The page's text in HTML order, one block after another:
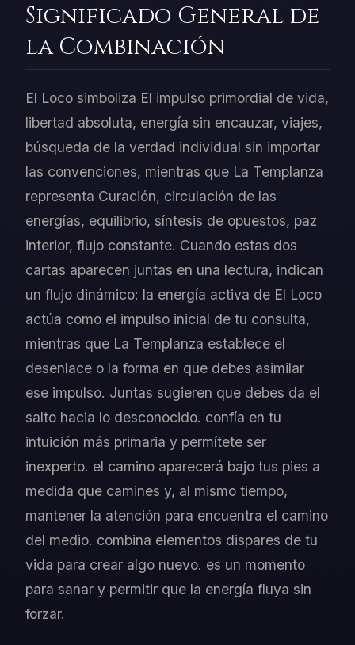
Significado General de
la Combinación
El Loco simboliza El impulso primordial de vida,
libertad absoluta, energía sin encauzar, viajes,
búsqueda de la verdad individual sin importar
las convenciones, mientras que La Templanza
representa Curación, circulación de las
energías, equilibrio, síntesis de opuestos, paz
interior, flujo constante. Cuando estas dos
cartas aparecen juntas en una lectura, indican
un flujo dinámico: la energía activa de El Loco
actúa como el impulso inicial de tu consulta,
mientras que La Templanza establece el
desenlace o la forma en que debes asimilar
ese impulso. Juntas sugieren que debes da el
salto hacia lo desconocido. confía en tu
intuición más primaria y permítete ser
inexperto. el camino aparecerá bajo tus pies a
medida que camines y, al mismo tiempo,
mantener la atención para encuentra el camino
del medio. combina elementos dispares de tu
vida para crear algo nuevo. es un momento
para sanar y permitir que la energía fluya sin
forzar.